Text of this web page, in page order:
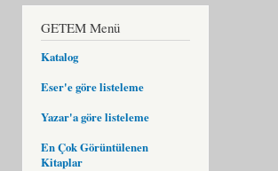
GETEM Menü
Katalog
Eser'e göre listeleme
Yazar'a göre listeleme
En Çok Görüntülenen
Kitaplar